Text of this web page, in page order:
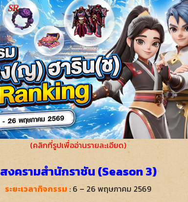
(คลิกที่รูปเพื่ออ่านรายละเอียด)
สงครามสำนักราชัน (Season 3)
ระยะเวลากิจกรรม : 6 – 26 พฤษภาคม 2569